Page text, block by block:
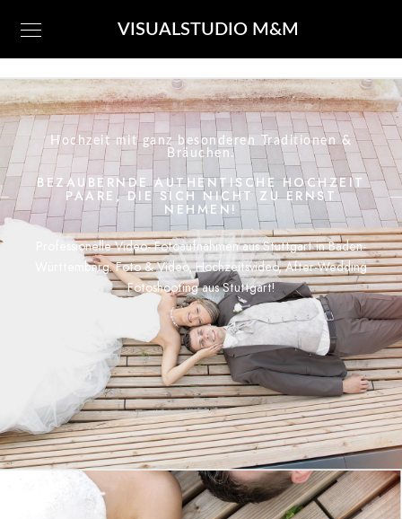
VISUALSTUDIO M&M
Hochzeit mit ganz besonderen Traditionen &
Bräuchen.
BEZAUBERNDE AUTHENTISCHE HOCHZEIT
PAARE, DIE SICH NICHT ZU ERNST
NEHMEN!
Professionelle Video- Fotoaufnahmen aus Stuttgart in Baden-
Württemberg. Foto & Video, Hochzeitsvideo, After-Wedding
Fotoshooting aus Stuttgart!